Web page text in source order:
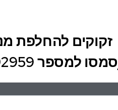
זקוקים להחלפת
4392959 או השאירו פרטים: